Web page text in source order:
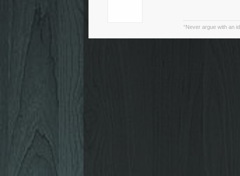
“Never argue with an